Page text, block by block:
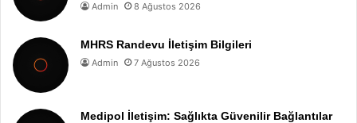
Admin 8 Ağustos 2026
MHRS Randevu İletişim Bilgileri
Admin 7 Ağustos 2026
Medipol İletişim: Sağlıkta Güvenilir Bağlantılar